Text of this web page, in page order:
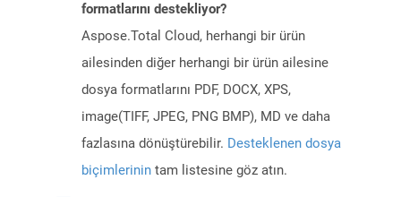
formatlarını destekliyor?
Aspose.Total Cloud, herhangi bir ürün
ailesinden diğer herhangi bir ürün ailesine
dosya formatlarını PDF, DOCX, XPS,
image(TIFF, JPEG, PNG BMP), MD ve daha
fazlasına dönüştürebilir. Desteklenen dosya
biçimlerinin tam listesine göz atın.